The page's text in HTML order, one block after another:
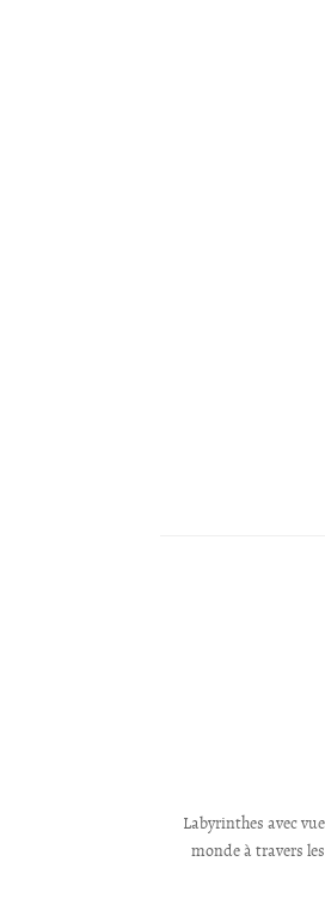
Labyrinthes avec
monde à travers